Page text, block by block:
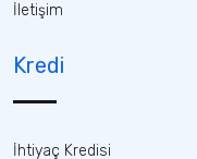
İletişim
Kredi
İhtiyaç Kredisi